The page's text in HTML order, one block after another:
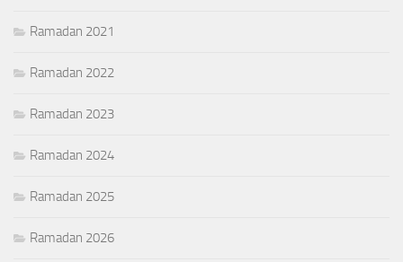
Ramadan 2021
Ramadan 2022
Ramadan 2023
Ramadan 2024
Ramadan 2025
Ramadan 2026